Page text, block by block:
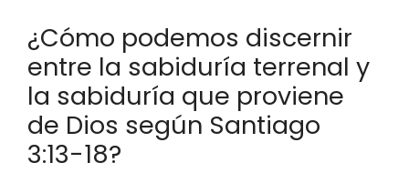
¿Cómo podemos discernir
entre la sabiduría terrenal y
la sabiduría que proviene
de Dios según Santiago
3:13-18?